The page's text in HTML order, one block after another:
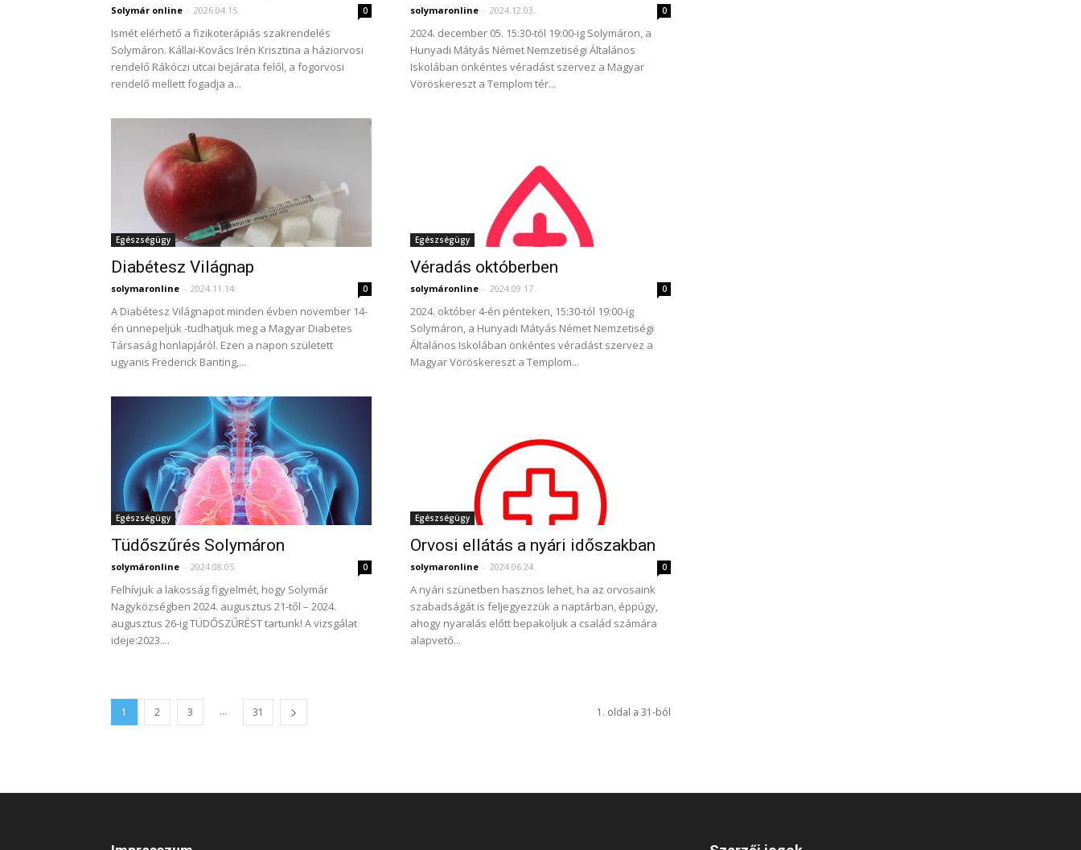
Solymár online - 2026.04.15. 0
Ismét elérhető a fizikoterápiás szakrendelés
Solymáron. Kállai-Kovács Irén Krisztina a háziorvosi
rendelő Rákóczi utcai bejárata felől, a fogorvosi
rendelő mellett fogadja a...
solymaronline - 2024.12.03. 0
2024. december 05. 15:30-tól 19:00-ig Solymáron, a
Hunyadi Mátyás Német Nemzetiségi Általános
Iskolában önkéntes véradást szervez a Magyar
Vöröskereszt a Templom tér...
Egészségügy
Diabétesz Világnap
solymaronline - 2024.11.14. 0
A Diabétesz Világnapot minden évben november 14-
én ünnepeljük -tudhatjuk meg a Magyar Diabetes
Társaság honlapjáról. Ezen a napon született
ugyanis Frederick Banting,...
Egészségügy
Véradás októberben
solymáronline - 2024.09.17. 0
2024. október 4-én pénteken, 15:30-tól 19:00-ig
Solymáron, a Hunyadi Mátyás Német Nemzetiségi
Általános Iskolában önkéntes véradást szervez a
Magyar Vöröskereszt a Templom...
Egészségügy
Tüdőszűrés Solymáron
solymáronline - 2024.08.05. 0
Felhívjuk a lakosság figyelmét, hogy Solymár
Nagyközségben 2024. augusztus 21-től – 2024.
augusztus 26-ig TÜDŐSZŰRÉST tartunk! A vizsgálat
ideje:2023....
Egészségügy
Orvosi ellátás a nyári időszakban
solymaronline - 2024.06.24. 0
A nyári szünetben hasznos lehet, ha az orvosaink
szabadságát is feljegyezzük a naptárban, éppúgy,
ahogy nyaralás előtt bepakoljuk a család számára
alapvető...
1 2 3 ... 31 1. oldal a 31-ból